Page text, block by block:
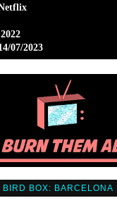
07/2023
BIRD BOX: BARCELONA